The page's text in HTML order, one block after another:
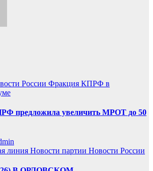
России Фракция КПРФ в
предложила увеличить МРОТ до 50
линия Новости партии Новости России